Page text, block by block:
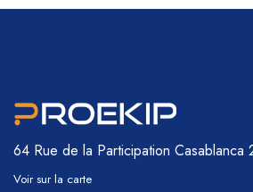
64 Rue de la Participation Casablanca
Voir sur la carte